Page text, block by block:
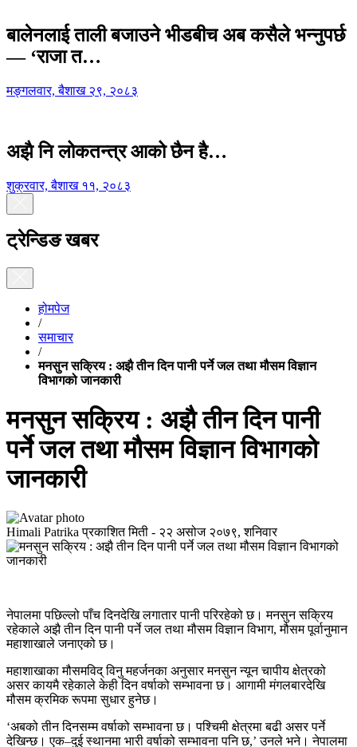
बालेनलाई ताली बजाउने भीडबीच अब कसैले भन्नुपर्छ
— ‘राजा त…
मङ्गलवार, बैशाख २९, २०८३
अझै नि लोकतन्त्र आको छैन है…
शुक्रवार, बैशाख ११, २०८३
ट्रेन्डिङ खबर
होमपेज
/
समाचार
/
मनसुन सक्रिय : अझै तीन दिन पानी पर्ने जल तथा मौसम विज्ञान
विभागको जानकारी
मनसुन सक्रिय : अझै तीन दिन पानी
पर्ने जल तथा मौसम विज्ञान विभागको
जानकारी
Himali Patrika प्रकाशित मिती - २२ असोज २०७९, शनिवार
नेपालमा पछिल्लो पाँच दिनदेखि लगातार पानी परिरहेको छ। मनसुन सक्रिय
रहेकाले अझै तीन दिन पानी पर्ने जल तथा मौसम विज्ञान विभाग, मौसम पूर्वानुमान
महाशाखाले जनाएको छ।
महाशाखाका मौसमविद् विनु महर्जनका अनुसार मनसुन न्यून चापीय क्षेत्रको
असर कायमै रहेकाले केही दिन वर्षाको सम्भावना छ। आगामी मंगलबारदेखि
मौसम क्रमिक रूपमा सुधार हुनेछ।
‘अबको तीन दिनसम्म वर्षाको सम्भावना छ। पश्चिमी क्षेत्रमा बढी असर पर्ने
देखिन्छ। एक–दुई स्थानमा भारी वर्षाको सम्भावना पनि छ,’ उनले भने। नेपालमा